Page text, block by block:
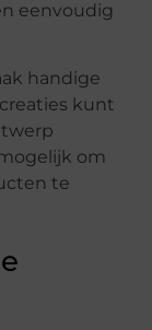
eenvoudig
handige
kunt
om
te